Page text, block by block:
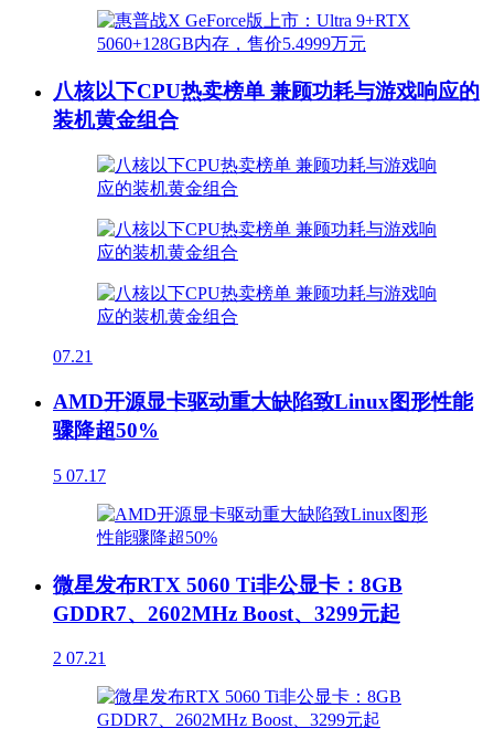
八核以下CPU热卖榜单 兼顾功耗与游戏响应的
装机黄金组合
07.21
AMD开源显卡驱动重大缺陷致Linux图形性能
骤降超50%
5 07.17
微星发布RTX 5060 Ti非公显卡：8GB
GDDR7、2602MHz Boost、3299元起
2 07.21